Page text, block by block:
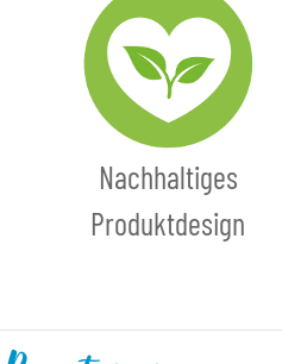
Nachhaltiges
Produktdesign